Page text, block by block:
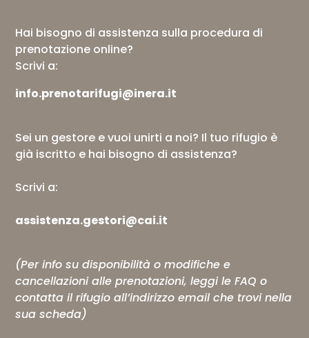
Hai bisogno di assistenza sulla procedura di
prenotazione online?
Scrivi a:
info.prenotarifugi@inera.it
Sei un gestore e vuoi unirti a noi? Il tuo rifugio è
già iscritto e hai bisogno di assistenza?
Scrivi a:
assistenza.gestori@cai.it
(Per info su disponibilità o modifiche e
cancellazioni alle prenotazioni, leggi leFAQ o
contatta il rifugio all’indirizzo email che trovi nella
sua scheda)